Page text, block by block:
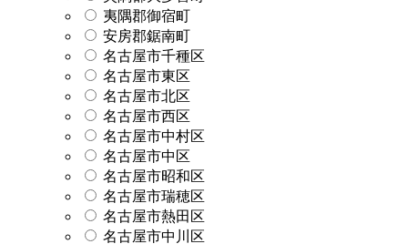
夷隅郡御宿町
安房郡鋸南町
名古屋市千種区
名古屋市東区
名古屋市北区
名古屋市西区
名古屋市中村区
名古屋市中区
名古屋市昭和区
名古屋市瑞穂区
名古屋市熱田区
名古屋市中川区